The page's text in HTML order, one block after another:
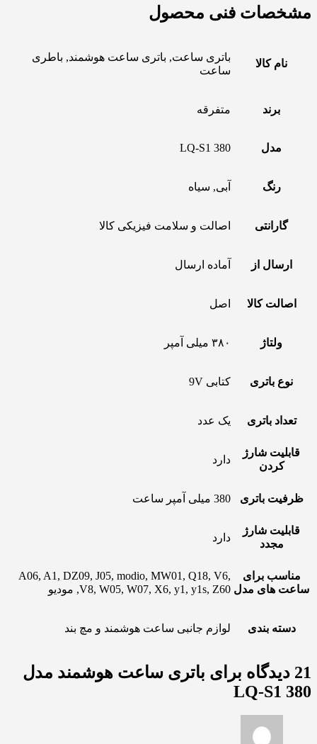
مشخصات فنی محصول
نام کالا
باتری ساعت, باتری ساعت هوشمند, باطری
ساعت
برند متفرقه
مدل LQ-S1 380
رنگ آبی, سیاه
گارانتی اصالت و سلامت فیزیکی کالا
ارسال از آماده ارسال
اصالت کالا اصل
ولتاژ ۳۸۰ میلی آمپر
نوع باتری کتابی 9V
تعداد باتری یک عدد
قابلیت شارژ
کردن
دارد
ظرفیت باتری 380 میلی آمپر ساعت
قابلیت شارژ
مجدد
دارد
مناسب برای
ساعت های مدل
A06, A1, DZ09, J05, modio, MW01, Q18, V6,
V8, W05, W07, X6, y1, y1s, Z60, مودیو
دسته بندی لوازم جانبی ساعت هوشمند و مچ بند
21 دیدگاه برای
باتری ساعت هوشمند مدل
LQ-S1 380